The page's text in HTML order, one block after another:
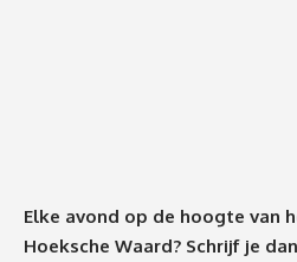
Elke avond op de hoogte van
Hoeksche Waard? Schrijf je dan